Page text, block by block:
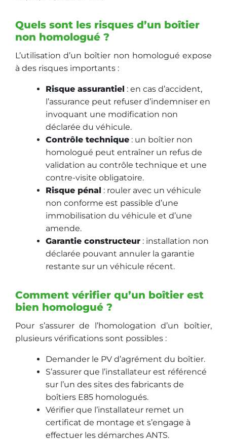
Quels sont les risques d’un boîtier
non homologué ?
L’utilisation d’un boîtier non homologué expose
à des risques importants :
Risque assurantiel : en cas d’accident,
l’assurance peut refuser d’indemniser en
invoquant une modification non
déclarée du véhicule.
Contrôle technique : un boîtier non
homologué peut entraîner un refus de
validation au contrôle technique et une
contre-visite obligatoire.
Risque pénal : rouler avec un véhicule
non conforme est passible d’une
immobilisation du véhicule et d’une
amende.
Garantie constructeur : installation non
déclarée pouvant annuler la garantie
restante sur un véhicule récent.
Comment vérifier qu’un boîtier est
bien homologué ?
Pour s’assurer de l’homologation d’un boîtier,
plusieurs vérifications sont possibles :
Demander le PV d’agrément du boîtier.
S’assurer que l’installateur est référencé
sur l’un des sites des fabricants de
boîtiers E85 homologués.
Vérifier que l’installateur remet un
certificat de montage et s’engage à
effectuer les démarches ANTS.